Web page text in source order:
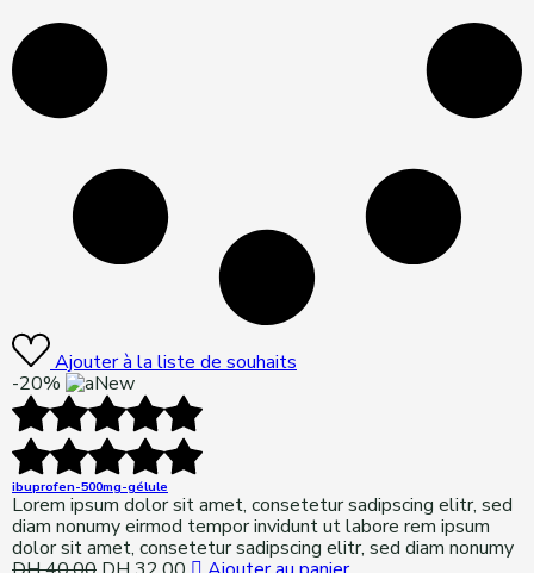
Ajouter à la liste de souhaits
-20%
New
ibuprofen-500mg-gélule
Lorem ipsum dolor sit amet, consetetur sadipscing elitr, sed
diam nonumy eirmod tempor invidunt ut labore rem ipsum
dolor sit amet, consetetur sadipscing elitr, sed diam nonumy